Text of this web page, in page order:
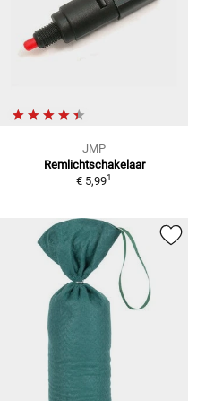
JMP
Remlichtschakelaar
€ 5,991